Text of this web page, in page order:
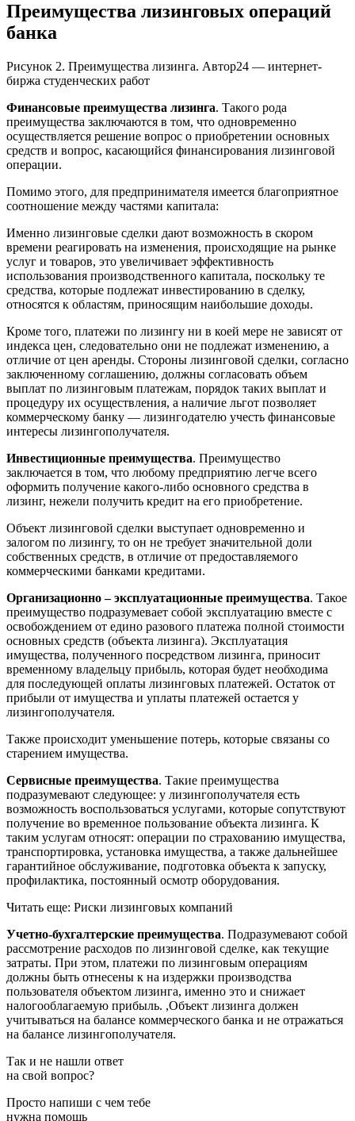
Преимущества лизинговых операций
банка
Рисунок 2. Преимущества лизинга. Автор24 — интернет-
биржа студенческих работ
Финансовые преимущества лизинга. Такого рода
преимущества заключаются в том, что одновременно
осуществляется решение вопрос о приобретении основных
средств и вопрос, касающийся финансирования лизинговой
операции.
Помимо этого, для предпринимателя имеется благоприятное
соотношение между частями капитала:
Именно лизинговые сделки дают возможность в скором
времени реагировать на изменения, происходящие на рынке
услуг и товаров, это увеличивает эффективность
использования производственного капитала, поскольку те
средства, которые подлежат инвестированию в сделку,
относятся к областям, приносящим наибольшие доходы.
Кроме того, платежи по лизингу ни в коей мере не зависят от
индекса цен, следовательно они не подлежат изменению, а
отличие от цен аренды. Стороны лизинговой сделки, согласно
заключенному соглашению, должны согласовать объем
выплат по лизинговым платежам, порядок таких выплат и
процедуру их осуществления, а наличие льгот позволяет
коммерческому банку — лизингодателю учесть финансовые
интересы лизингополучателя.
Инвестиционные преимущества. Преимущество
заключается в том, что любому предприятию легче всего
оформить получение какого-либо основного средства в
лизинг, нежели получить кредит на его приобретение.
Объект лизинговой сделки выступает одновременно и
залогом по лизингу, то он не требует значительной доли
собственных средств, в отличие от предоставляемого
коммерческими банками кредитами.
Организационно – эксплуатационные преимущества. Такое
преимущество подразумевает собой эксплуатацию вместе с
освобождением от едино разового платежа полной стоимости
основных средств (объекта лизинга). Эксплуатация
имущества, полученного посредством лизинга, приносит
временному владельцу прибыль, которая будет необходима
для последующей оплаты лизинговых платежей. Остаток от
прибыли от имущества и уплаты платежей остается у
лизингополучателя.
Также происходит уменьшение потерь, которые связаны со
старением имущества.
Сервисные преимущества. Такие преимущества
подразумевают следующее: у лизингополучателя есть
возможность воспользоваться услугами, которые сопутствуют
получение во временное пользование объекта лизинга. К
таким услугам относят: операции по страхованию имущества,
транспортировка, установка имущества, а также дальнейшее
гарантийное обслуживание, подготовка объекта к запуску,
профилактика, постоянный осмотр оборудования.
Читать еще: Риски лизинговых компаний
Учетно-бухгалтерские преимущества. Подразумевают собой
рассмотрение расходов по лизинговой сделке, как текущие
затраты. При этом, платежи по лизинговым операциям
должны быть отнесены к на издержки производства
пользователя объектом лизинга, именно это и снижает
налогооблагаемую прибыль. ,Объект лизинга должен
учитываться на балансе коммерческого банка и не отражаться
на балансе лизингополучателя.
Так и не нашли ответ
на свой вопрос?
Просто напиши с чем тебе
нужна помощь